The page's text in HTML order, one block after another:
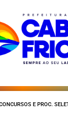
E PROC.